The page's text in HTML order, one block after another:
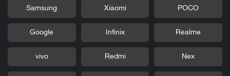
POCO
Xiaomi
Samsung
Realme
Infinix
Google
Nex
Redmi
vivo